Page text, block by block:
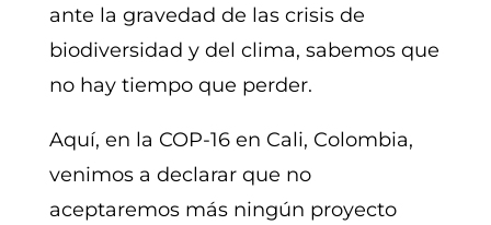
ante la gravedad de las crisis de
biodiversidad y del clima, sabemos que
no hay tiempo que perder.
Aquí, en la COP-16 en Cali, Colombia,
venimos a declarar que no
aceptaremos más ningún proyecto